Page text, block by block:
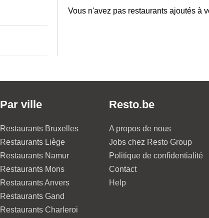
Vous n'avez pas restaurants ajoutés à
Par ville
Restaurants Bruxelles
Restaurants Liège
Restaurants Namur
Restaurants Mons
Restaurants Anvers
Restaurants Gand
Restaurants Charleroi
Resto.be
A propos de nous
Jobs chez Resto Group
Politique de confidentialité
Contact
Help